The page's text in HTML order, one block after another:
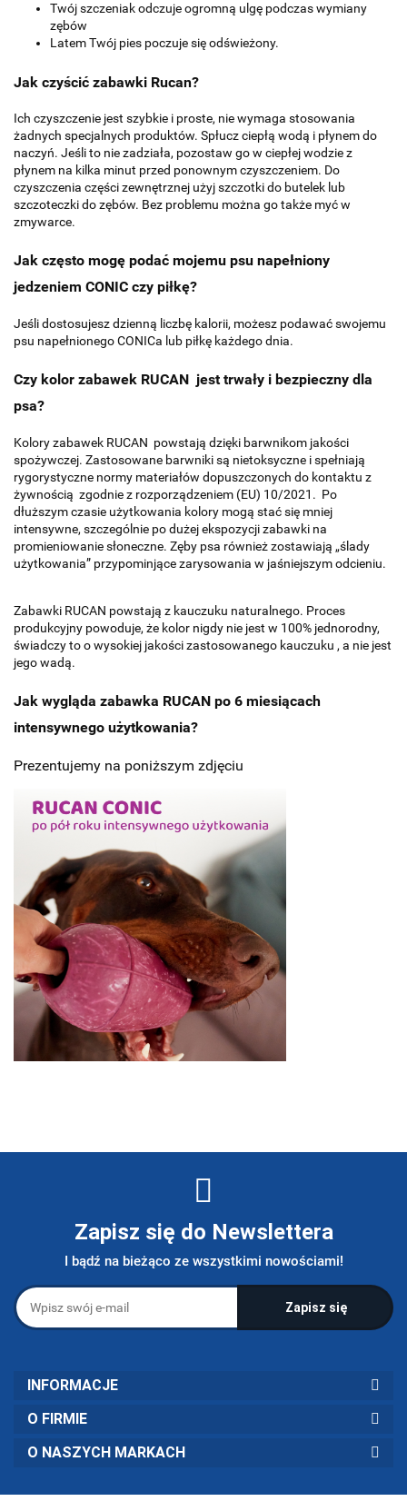
Twój szczeniak odczuje ogromną ulgę podczas wymiany
zębów
Latem Twój pies poczuje się odświeżony.
Jak czyścić zabawki Rucan?
Ich czyszczenie jest szybkie i proste, nie wymaga stosowania
żadnych specjalnych produktów. Spłucz ciepłą wodą i płynem do
naczyń. Jeśli to nie zadziała, pozostaw go w ciepłej wodzie z
płynem na kilka minut przed ponownym czyszczeniem. Do
czyszczenia części zewnętrznej użyj szczotki do butelek lub
szczoteczki do zębów. Bez problemu można go także myć w
zmywarce.
Jak często mogę podać mojemu psu napełniony
jedzeniem CONIC czy piłkę?
Jeśli dostosujesz dzienną liczbę kalorii, możesz podawać swojemu
psu napełnionego CONICa lub piłkę każdego dnia.
Czy kolor zabawek RUCAN jest trwały i bezpieczny dla
psa?
Kolory zabawek RUCAN powstają dzięki barwnikom jakości
spożywczej. Zastosowane barwniki są nietoksyczne i spełniają
rygorystyczne normy materiałów dopuszczonych do kontaktu z
żywnością zgodnie z rozporządzeniem (EU) 10/2021. Po
dłuższym czasie użytkowania kolory mogą stać się mniej
intensywne, szczególnie po dużej ekspozycji zabawki na
promieniowanie słoneczne. Zęby psa również zostawiają „ślady
użytkowania” przypominjące zarysowania w jaśniejszym odcieniu.
Zabawki RUCAN powstają z kauczuku naturalnego. Proces
produkcyjny powoduje, że kolor nigdy nie jest w 100% jednorodny,
świadczy to o wysokiej jakości zastosowanego kauczuku , a nie jest
jego wadą.
Jak wygląda zabawka RUCAN po 6 miesiącach
intensywnego użytkowania?
Prezentujemy na poniższym zdjęciu
Zapisz się do Newslettera
I bądź na bieżąco ze wszystkimi nowościami!
INFORMACJE
O FIRMIE
O NASZYCH MARKACH